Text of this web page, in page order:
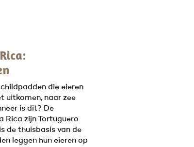
die eieren
uitkomen, naar zee
is dit? De
Rica zijn Tortuguero
de thuisbasis van de
leggen hun eieren op